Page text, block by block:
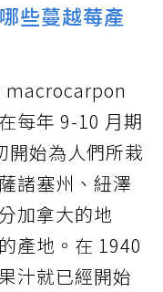
些蔓越莓產
macrocarpon
每年 9-10 月期
開始為人們所栽
諸塞州、紐澤
加拿大的地
產地。在 1940
汁就已經開始